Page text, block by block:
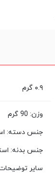
۰.۹ گرم
وزن: 90 گرم
جنس دسته:
جنس بدنه:
سایر توضیحات: دارای ظول 30 ، عرض 8 ،